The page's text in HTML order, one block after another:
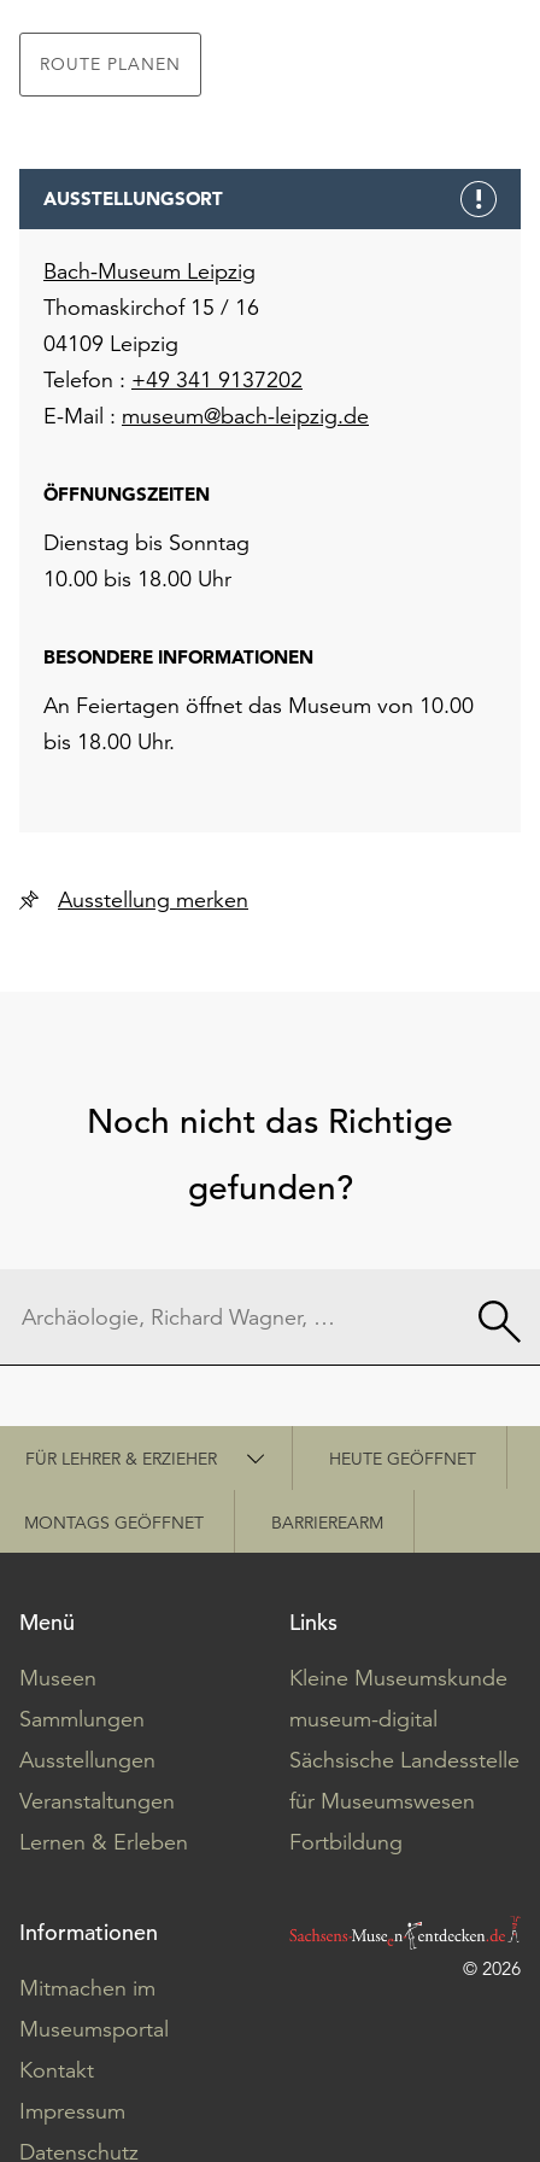
ROUTE PLANEN
AUSSTELLUNGSORT
Bach-Museum Leipzig
Thomaskirchof 15 / 16
04109 Leipzig
Telefon : +49 341 9137202
E-Mail : museum@bach-leipzig.de
ÖFFNUNGSZEITEN
Dienstag bis Sonntag
10.00 bis 18.00 Uhr
BESONDERE INFORMATIONEN
An Feiertagen öffnet das Museum von 10.00
bis 18.00 Uhr.
Ausstellung merken
Noch nicht das Richtige
gefunden?
Schnellzugriff
FÜR LEHRER & ERZIEHER HEUTE GEÖFFNET
MONTAGS GEÖFFNET BARRIEREARM
Menü
Museen
Sammlungen
Ausstellungen
Veranstaltungen
Lernen & Erleben
Links
Kleine Museumskunde
museum-digital
Sächsische Landesstelle
für Museumswesen
Fortbildung
Informationen
Mitmachen im
Museumsportal
Kontakt
Impressum
Datenschutz
© 2026